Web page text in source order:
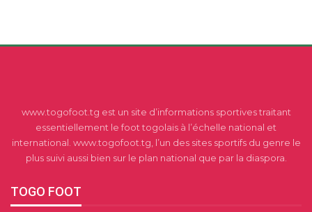
www.togofoot.tg est un site d’informations sportives traitant
essentiellement le foot togolais à l’échelle national et
international. www.togofoot.tg, l’un des sites sportifs du genre le
plus suivi aussi bien sur le plan national que par la diaspora.
TOGO FOOT